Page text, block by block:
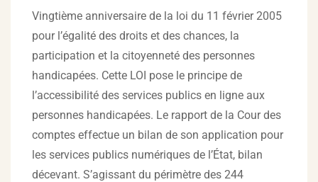
Vingtième anniversaire de la loi du 11 février 2005
pour l’égalité des droits et des chances, la
participation et la citoyenneté des personnes
handicapées. Cette LOI pose le principe de
l’accessibilité des services publics en ligne aux
personnes handicapées. Le rapport de la Cour des
comptes effectue un bilan de son application pour
les services publics numériques de l’État, bilan
décevant. S’agissant du périmètre des 244